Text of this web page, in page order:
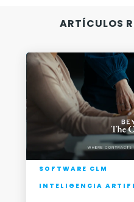
ARTÍCULOS
SOFTWARE CLM
INTELIGENCIA